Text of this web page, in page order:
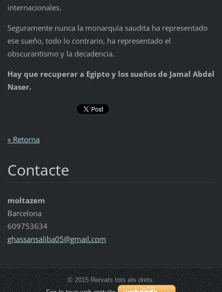
internacionales.
Seguramente nunca la monarquía saudita ha representado
ese sueño, todo lo contrario, ha representado el
obscurantismo y la decadencia.
Hay que recuperar a Egipto y los sueños de Jamal Abdel
Naser.
« Retorna
Contacte
moltazem
Barcelona
609753634
ghassansaliba05@gmail.com
© 2015 Rervats tots els drets.